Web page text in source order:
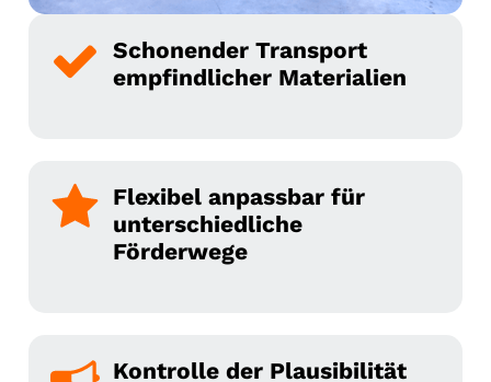
Schonender Transport
empfindlicher Materialien
Flexibel anpassbar für
unterschiedliche
Förderwege
Kontrolle der Plausibilität